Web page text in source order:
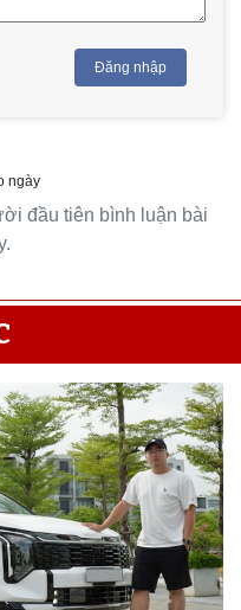
Đăng nhập
ngày
đầu tiên bình luận bài